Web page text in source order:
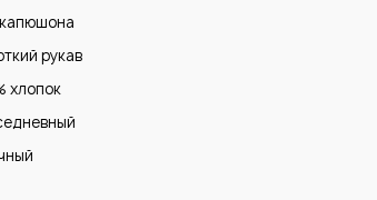
рукав
хлопок